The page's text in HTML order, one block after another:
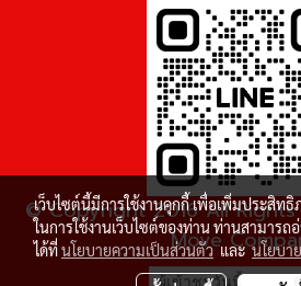
© Copyright 2016 All Rights
Move
ผู้เข้าชมวันนี้
เว็บไซต์นี้มีการใช้งานคุกกี้ เพื่อเพิ่มประสิท
ในการใช้งานเว็บไซต์ของท่าน ท่านสามารถ
ได้ที่นโยบายความเป็นส่วนตัวและนโยบา